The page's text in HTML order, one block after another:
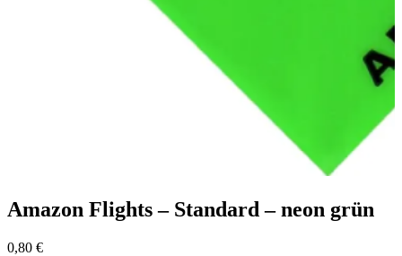
Amazon Flights – Standard – neon grün
0,80 €